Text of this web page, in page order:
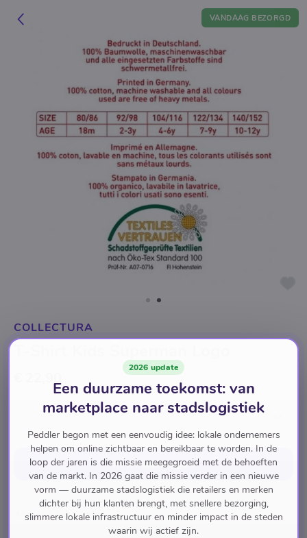
VANDAAG BEZORGD
COLLECTURA
Selecteer optie
In winkelwagen
Marvel & DC Comics
2026 update
Een duurzame toekomst: van
marketplace naar stadslogistiek
Peddler begon met een eenvoudig idee: lokale ondernemers
helpen om online zichtbaar en bereikbaar te worden. In de
loop der jaren is die missie meegegroeid met de behoeften
van de markt. In 2026 gaat die missie verder in een nieuwe
vorm — duurzame stadslogistiek die retailers en merken
dichter bij hun klanten brengt, met snellere bezorging,
slimmere lokale infrastructuur en minder impact in de steden
waarin wij actief zijn.